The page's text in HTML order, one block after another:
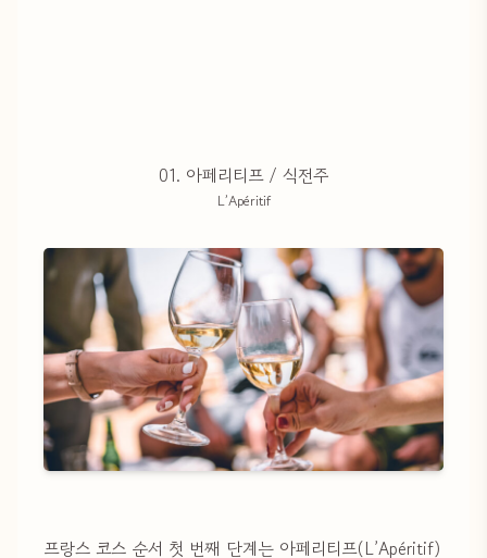
01. 아페리티프 / 식전주
L’Apéritif
프랑스 코스 순서 첫 번째 단계는 아페리티프(L’Apéritif)